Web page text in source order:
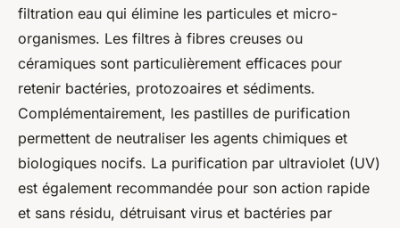
filtration eau qui élimine les particules et micro-
organismes. Les filtres à fibres creuses ou
céramiques sont particulièrement efficaces pour
retenir bactéries, protozoaires et sédiments.
Complémentairement, les pastilles de purification
permettent de neutraliser les agents chimiques et
biologiques nocifs. La purification par ultraviolet (UV)
est également recommandée pour son action rapide
et sans résidu, détruisant virus et bactéries par